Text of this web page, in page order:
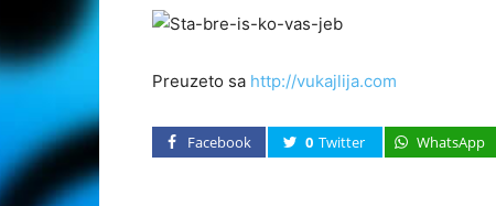
Preuzeto sa http://vukajlija.com
Facebook 0 Twitter WhatsApp